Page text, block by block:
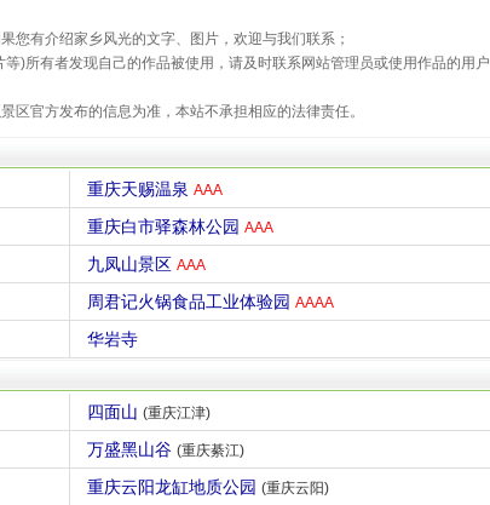
您有介绍家乡风光的文字、图片，欢迎与我们联系；
)所有者发现自己的作品被使用，请及时联系网站管理员或使用作品的用户
区官方发布的信息为准，本站不承担相应的法律责任。
重庆天赐温泉 AAA
重庆白市驿森林公园 AAA
九凤山景区 AAA
周君记火锅食品工业体验园 AAAA
华岩寺
四面山 (重庆江津)
万盛黑山谷 (重庆綦江)
重庆云阳龙缸地质公园 (重庆云阳)